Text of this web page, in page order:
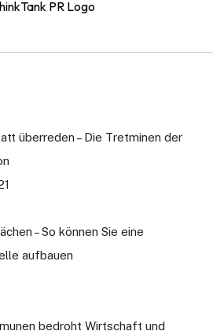
überreden – Die Tretminen der
– So können Sie eine
aufbauen
bedroht Wirtschaft und